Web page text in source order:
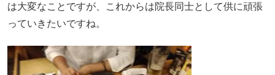
は大変なことですが、これからは院長同士として供に頑張
っていきたいですね。